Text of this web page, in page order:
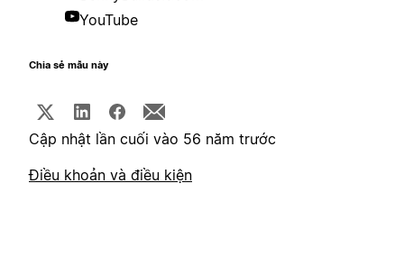
YouTube
Chia sẻ mẫu này
Cập nhật lần cuối vào 56 năm trước
Điều khoản và điều kiện